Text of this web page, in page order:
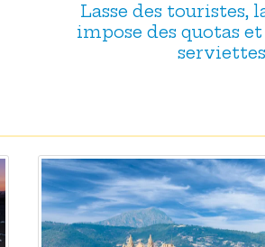
Lasse des touristes,
impose des quotas
serviettes